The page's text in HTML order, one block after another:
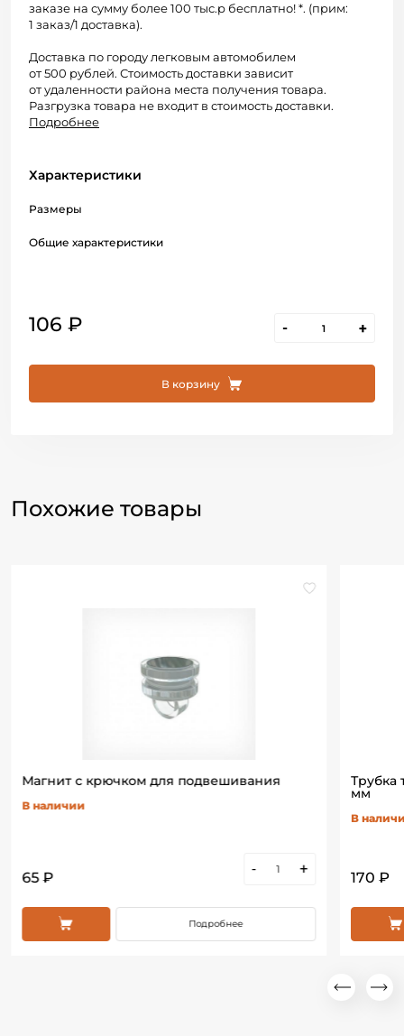
106 ₽ - +
В корзину
заказе на сумму более 100 тыс.р бесплатно! *. (прим:
1 заказ/1 доставка).
Доставка по городу легковым автомобилем
от 500 рублей. Стоимость доставки зависит
от удаленности района места получения товара.
Разгрузка товара не входит в стоимость доставки.
Подробнее
Характеристики
Размеры
Общие характеристики
Похожие товары
Магнит с крючком для подвешивания
В наличии
65 ₽
- +
Подробнее
Трубка
мм
В
170 ₽